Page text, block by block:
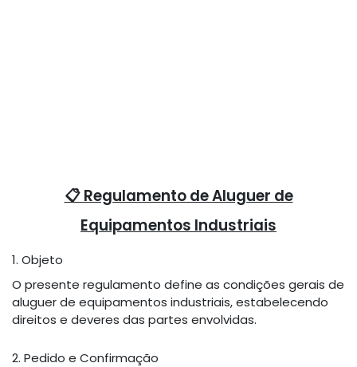
📋 Regulamento de Aluguer de
Equipamentos Industriais
1. Objeto
O presente regulamento define as condições gerais de
aluguer de equipamentos industriais, estabelecendo
direitos e deveres das partes envolvidas.
2. Pedido e Confirmação